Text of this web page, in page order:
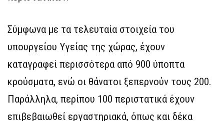
Σύμφωνα με τα τελευταία στοιχεία του
υπουργείου Υγείας της χώρας, έχουν
καταγραφεί περισσότερα από 900 ύποπτα
κρούσματα, ενώ οι θάνατοι ξεπερνούν τους 200.
Παράλληλα, περίπου 100 περιστατικά έχουν
επιβεβαιωθεί εργαστηριακά, όπως και δέκα